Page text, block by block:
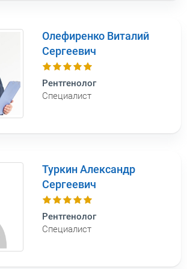
Олефиренко Виталий
Сергеевич
Рентгенолог
Специалист
Туркин Александр
Сергеевич
Рентгенолог
Специалист